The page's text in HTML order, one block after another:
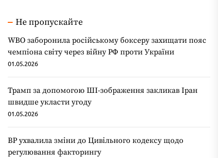
Не пропускайте
WBO заборонила російському боксеру захищати пояс
чемпіона світу через війну РФ проти України
01.05.2026
Трамп за допомогою ШІ-зображення закликав Іран
швидше укласти угоду
01.05.2026
ВР ухвалила зміни до Цивільного кодексу щодо
регулювання факторингу